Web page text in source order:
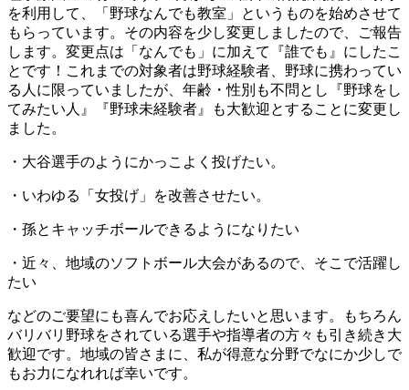
を利用して、「野球なんでも教室」というものを始めさせて
もらっています。その内容を少し変更しましたので、ご報告
します。変更点は「なんでも」に加えて『誰でも』にしたこ
とです！これまでの対象者は野球経験者、野球に携わってい
る人に限っていましたが、年齢・性別も不問とし『野球をし
てみたい人』『野球未経験者』も大歓迎とすることに変更し
ました。
・大谷選手のようにかっこよく投げたい。
・いわゆる「女投げ」を改善させたい。
・孫とキャッチボールできるようになりたい
・近々、地域のソフトボール大会があるので、そこで活躍し
たい
などのご要望にも喜んでお応えしたいと思います。もちろん
バリバリ野球をされている選手や指導者の方々も引き続き大
歓迎です。地域の皆さまに、私が得意な分野でなにか少しで
もお力になれれば幸いです。